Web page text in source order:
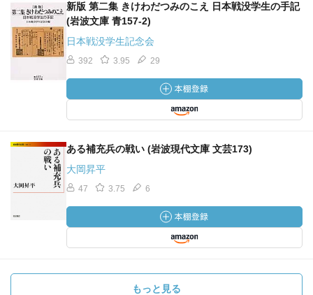
新版 第二集 きけわだつみのこえ 日本戦没学生の手記
(岩波文庫 青157-2)
日本戦没学生記念会
392 3.95 29
ある補充兵の戦い (岩波現代文庫 文芸173)
大岡昇平
47 3.75 6
もっと見る